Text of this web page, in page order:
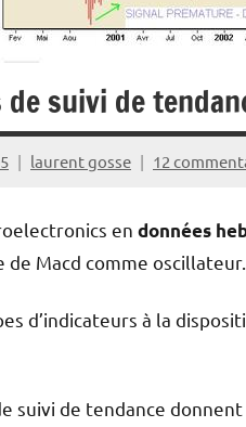
suivi de
laurent gosse 12
en données
de Macd comme oscillateur.
d’indicateurs à la
suivi de tendance